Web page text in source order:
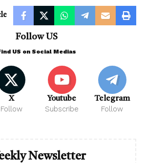
Follow US
US on Social Medias
X
Follow
Youtube
Subscribe
Telegram
Follow
Newsletter